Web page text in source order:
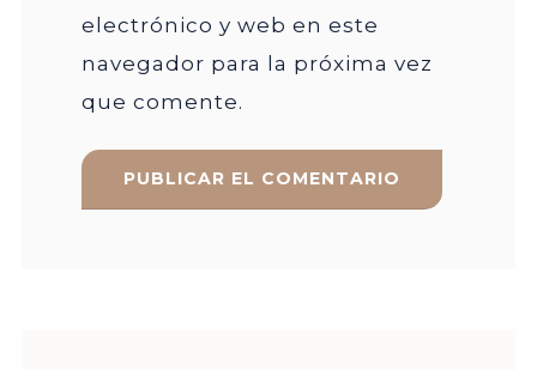
electrónico y web en este
navegador para la próxima vez
que comente.